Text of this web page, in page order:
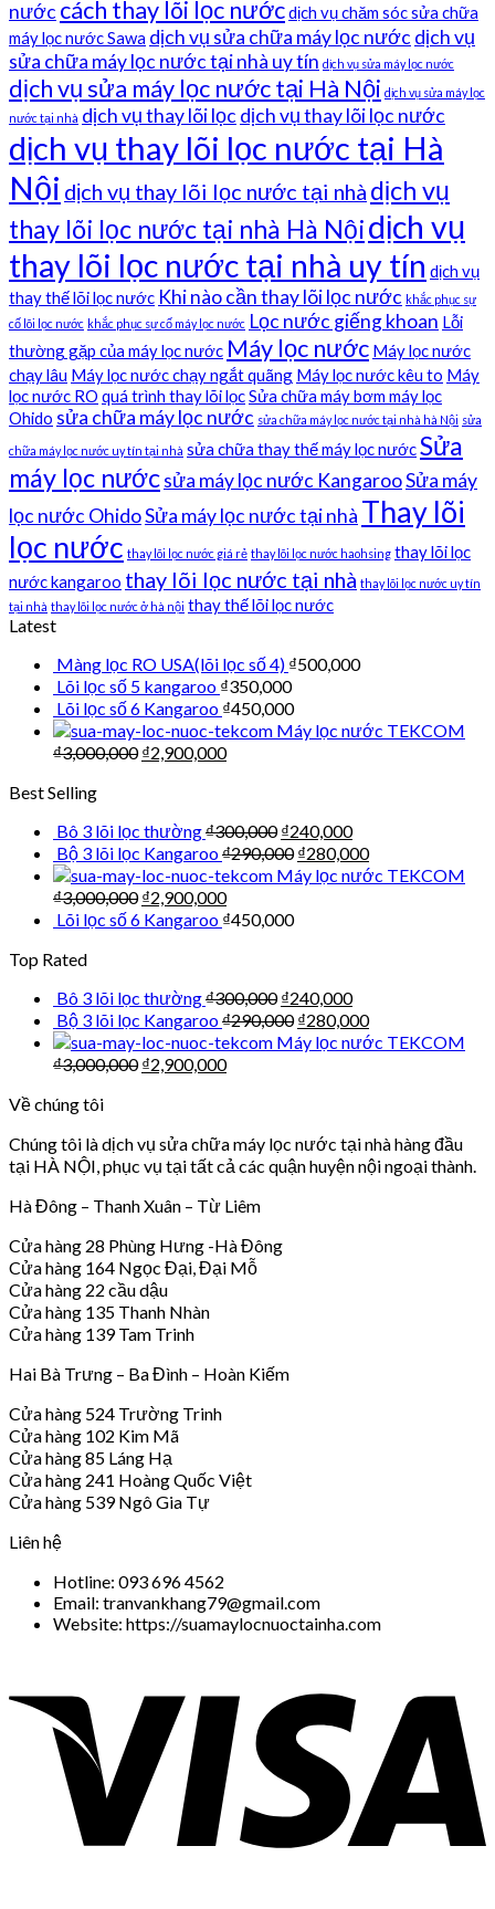
nước cách thay lõi lọc nướcdịch vụ chăm sóc sửa chữa
máy lọc nước Sawa dịch vụ sửa chữa máy lọc nước dịch vụ
sửa chữa máy lọc nước tại nhà uy tín dịch vụ sửa máy lọc nước
dịch vụ sửa máy lọc nước tại Hà Nội dịch vụ sửa máy lọc
nước tại nhà dịch vụ thay lõi lọc dịch vụ thay lõi lọc nước
dịch vụ thay lõi lọc nước tại Hà
Nội dịch vụ thay lõi lọc nước tại nhà dịch vụ
thay lõi lọc nước tại nhà Hà Nộidịch vụ
thay lõi lọc nước tại nhà uy tín dịch vụ
thay thế lõi lọc nước Khi nào cần thay lõi lọc nước khắc phục sự
cố lõi lọc nước khắc phục sự cố máy lọc nước Lọc nước giếng khoan Lỗi
thường gặp của máy lọc nước Máy lọc nước Máy lọc nước
chạy lâu Máy lọc nước chạy ngắt quãng Máy lọc nước kêu to Máy
lọc nước RO quá trình thay lõi lọcSửa chữa máy bơm máy lọc
Ohido sửa chữa máy lọc nước sửa chữa máy lọc nước tại nhà hà Nội sửa
chữa máy lọc nước uy tín tại nhà sửa chữa thay thế máy lọc nướcSửa
máy lọc nướcsửa máy lọc nước KangarooSửa máy
lọc nước OhidoSửa máy lọc nước tại nhà Thay lõi
lọc nước thay lõi lọc nước giá rẻ thay lõi lọc nước haohsing thay lõi lọc
nước kangaroo thay lõi lọc nước tại nhà thay lõi lọc nước uy tín
tại nhà thay lõi lọc nước ở hà nội thay thế lõi lọc nước
Latest
Màng lọc RO USA(lõi lọc số 4) ₫500,000
Lõi lọc số 5 kangaroo ₫350,000
Lõi lọc số 6 Kangaroo ₫450,000
Máy lọc nước TEKCOM
₫3,000,000 ₫2,900,000
Best Selling
Bô 3 lõi lọc thường₫300,000 ₫240,000
Bộ 3 lõi lọc Kangaroo₫290,000 ₫280,000
Máy lọc nước TEKCOM
₫3,000,000 ₫2,900,000
Lõi lọc số 6 Kangaroo ₫450,000
Top Rated
Bô 3 lõi lọc thường₫300,000 ₫240,000
Bộ 3 lõi lọc Kangaroo₫290,000 ₫280,000
Máy lọc nước TEKCOM
₫3,000,000 ₫2,900,000
Về chúng tôi
Chúng tôi là dịch vụ sửa chữa máy lọc nước tại nhà hàng đầu
tại HÀ NỘI, phục vụ tại tất cả các quận huyện nội ngoại thành.
Hà Đông – Thanh Xuân – Từ Liêm
Cửa hàng 28 Phùng Hưng -Hà Đông
Cửa hàng 164 Ngọc Đại, Đại Mỗ
Cửa hàng 22 cầu dậu
Cửa hàng 135 Thanh Nhàn
Cửa hàng 139 Tam Trinh
Hai Bà Trưng – Ba Đình – Hoàn Kiếm
Cửa hàng 524 Trường Trinh
Cửa hàng 102 Kim Mã
Cửa hàng 85 Láng Hạ
Cửa hàng 241 Hoàng Quốc Việt
Cửa hàng 539 Ngô Gia Tự
Liên hệ
Hotline: 093 696 4562
Email: tranvankhang79@gmail.com
Website: https://suamaylocnuoctainha.com